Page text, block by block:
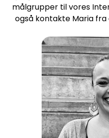
målgrupper til vores
også kontakte Maria